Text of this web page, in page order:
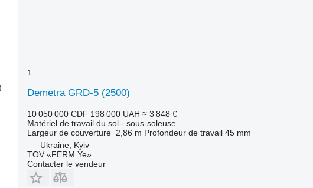
1
Demetra GRD-5 (2500)
10 050 000 CDF 198 000 UAH ≈ 3 848 €
Matériel de travail du sol - sous-soleuse
Largeur de couverture 2,86 m Profondeur de travail 45 mm
Ukraine, Kyiv
TOV «FERM Ye»
Contacter le vendeur